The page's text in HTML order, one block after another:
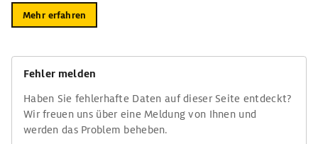
Mehr erfahren
Fehler melden
Haben Sie fehlerhafte Daten auf dieser Seite entdeckt?
Wir freuen uns über eine Meldung von Ihnen und
werden das Problem beheben.